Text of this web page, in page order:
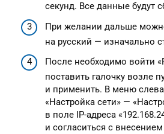
секунд. Все данные будут
При желании дальше
на русский — изначально
После необходимо войти
поставить галочку возле
и применить. В меню
«Настройка сети» —
в поле IP-адреса
и согласиться с